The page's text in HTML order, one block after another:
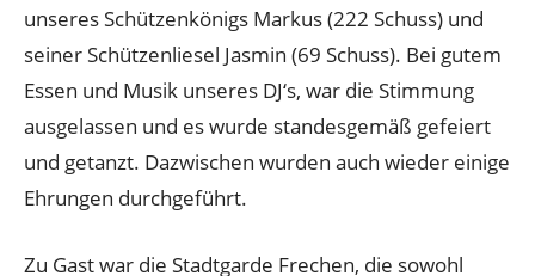
unseres Schützenkönigs Markus (222 Schuss) und
seiner Schützenliesel Jasmin (69 Schuss). Bei gutem
Essen und Musik unseres DJ‘s, war die Stimmung
ausgelassen und es wurde standesgemäß gefeiert
und getanzt. Dazwischen wurden auch wieder einige
Ehrungen durchgeführt.
Zu Gast war die Stadtgarde Frechen, die sowohl